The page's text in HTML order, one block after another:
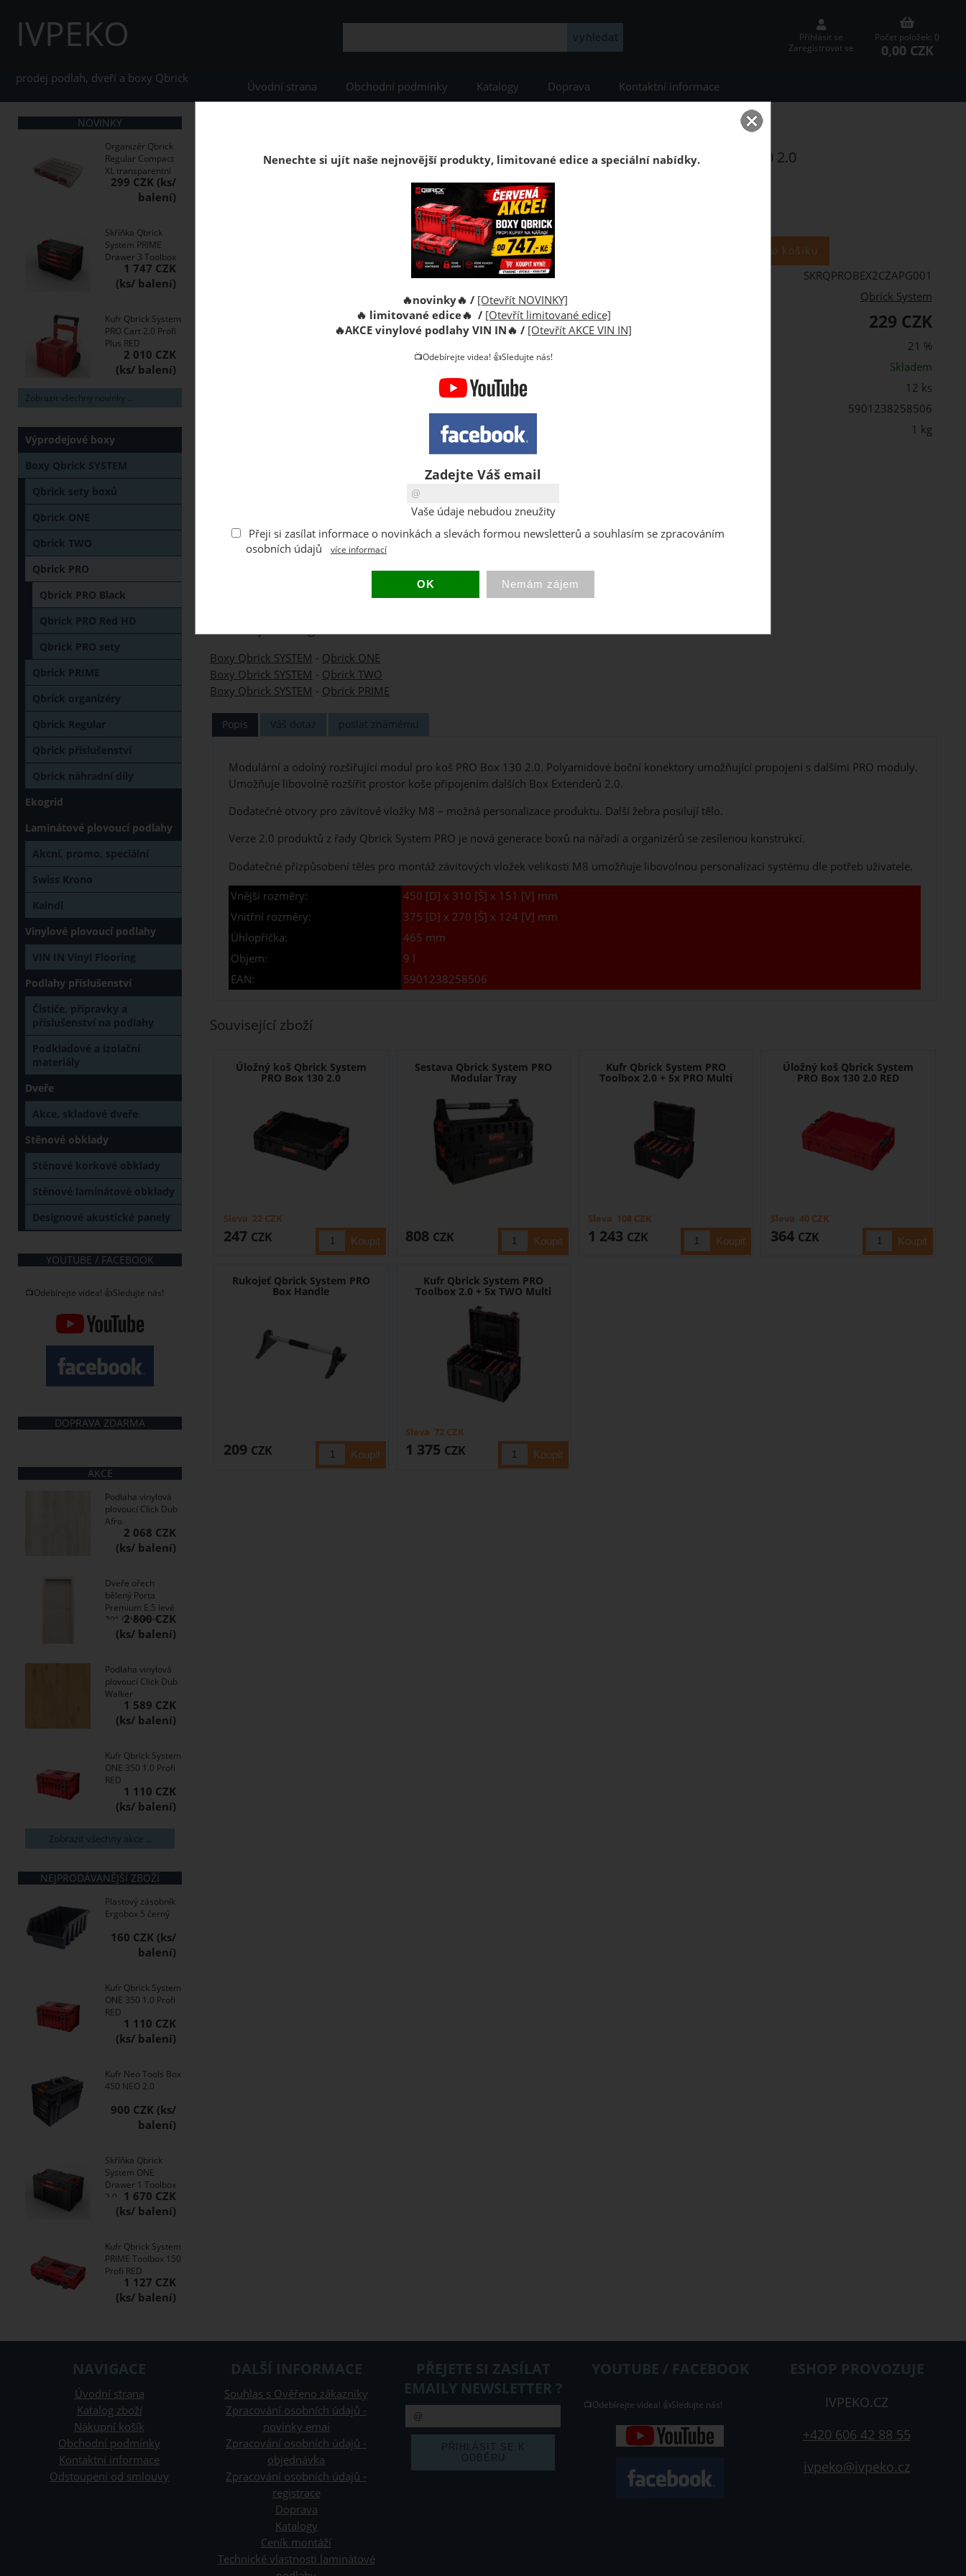
Přihlásit se
Zaregistrovat se
Počet položek: 0
0,00 CZK
IVPEKO
prodej podlah, dveří a boxy Qbrick
Úvodní strana Obchodní podmínky Katalogy Doprava Kontaktní informace
Modulární rozšiřující přepravní box Qbrick System PRO Box 130 2.0
Modulární rozšiřující přepravní box Qbrick System PRO Box 130 2.0
SKRQPROBEX2CZAPG001
Qbrick System
Cena s DPH:
229 CZK
21 %
Skladem
12 ks
5901238258506
1 kg
Boxy Qbrick SYSTEM - Qbrick ONE
Boxy Qbrick SYSTEM - Qbrick TWO
Boxy Qbrick SYSTEM - Qbrick PRIME
Popis Váš dotaz poslat známému
Modulární a odolný rozšiřující modul pro koš PRO Box 130 2.0. Polyamidové boční konektory umožňující propojení s dalšími PRO moduly.
Umožňuje libovolně rozšířit prostor koše připojením dalších Box Extenderů 2.0.
Dodatečné otvory pro závitové vložky M8 – možná personalizace produktu. Další žebra posilují tělo.
Verze 2.0 produktů z řady Qbrick System PRO je nová generace boxů na nářadí a organizérů se zesílenou konstrukcí.
Dodatečné přizpůsobení těles pro montáž závitových vložek velikosti M8 umožňuje libovolnou personalizaci systému dle potřeb uživatele.
Vnější rozměry:
450 [D] x 310 [Š] x 151 [V] mm
Vnitřní rozměry:
375 [D] x 270 [Š] x 124 [V] mm
Úhlopříčka:
465 mm
Objem:
9 l
EAN:
5901238258506
Související zboží
Úložný koš Qbrick System
PRO Box 130 2.0
247 CZK
Sleva 22 CZK
Sestava Qbrick System PRO
Modular Tray
808 CZK
Kufr Qbrick System PRO
Toolbox 2.0 + 5x PRO Multi
1 243 CZK
Sleva 108 CZK
Úložný koš Qbrick System
PRO Box 130 2.0 RED
364 CZK
Sleva 40 CZK
Rukojeť Qbrick System PRO
Box Handle
209 CZK
Kufr Qbrick System PRO
Toolbox 2.0 + 5x TWO Multi
1 375 CZK
Sleva 72 CZK
NOVINKY
Organizér Qbrick
Regular Compact
XL transparentní
299 CZK
Skříňka Qbrick
System PRIME
Drawer 3 Toolbox
1 747 CZK
Kufr Qbrick System
PRO Cart 2.0 Profi
Plus RED
2 010 CZK
Zobrazit všechny novinky ...
Výprodejové boxy
Boxy Qbrick SYSTEM
Qbrick sety boxů
Qbrick ONE
Qbrick TWO
Qbrick PRO
Qbrick PRO Black
Qbrick PRO Red HD
Qbrick PRO sety
Qbrick PRIME
Qbrick organizéry
Qbrick Regular
Qbrick příslušenství
Qbrick náhradní díly
Ekogrid
Laminátové plovoucí podlahy
Akcní, promo, speciální
Swiss Krono
Kaindl
Vinylové plovoucí podlahy
VIN IN Vinyl Flooring
Podlahy příslušenství
Čističe, přípravky a
příslušenství na podlahy
Podkladové a izolační
materiály
Dveře
Akce, skladové dveře
Stěnové obklady
Stěnové korkové obklady
Stěnové laminátové obklady
Designové akustické panely
YOUTUBE / FACEBOOK
📺Odebírejte videa! 👍Sledujte nás!
DOPRAVA ZDARMA
AKCE
Podlaha vinylová
plovoucí Click Dub
Afro
2 068 CZK
Dveře ořech
bělený Porta
Premium E.5 levé
70" / skladem
2 800 CZK
Podlaha vinylová
plovoucí Click Dub
Walker
1 589 CZK
Kufr Qbrick System
ONE 350 1.0 Profi
RED
1 110 CZK
Zobrazit všechny akce ...
NEJPRODÁVANĚJŠÍ ZBOŽÍ
Plastový zásobník
Ergobox 5 černý
160 CZK
Kufr Qbrick System
ONE 350 1.0 Profi
RED
1 110 CZK
Kufr Neo Tools Box
450 NEO 2.0
900 CZK
Skříňka Qbrick
System ONE
Drawer 1 Toolbox
2.0
1 670 CZK
Kufr Qbrick System
PRIME Toolbox 150
Profi RED
1 127 CZK
NAVIGACE
Úvodní strana
Katalog zboží
Nákupní košík
Obchodní podmínky
Kontaktní informace
Odstoupení od smlouvy
DALŠÍ INFORMACE
Souhlas s Ověřeno zákazníky
Zpracování osobních údajů -
novinky emai
Zpracování osobních údajů -
objednávka
Zpracování osobních údajů -
registrace
Doprava
Katalogy
Ceník montáží
Technické vlastnosti laminátové
PŘEJETE SI ZASÍLAT
EMAILY NEWSLETTER ?
YOUTUBE / FACEBOOK
📺Odebírejte videa! 👍Sledujte nás!
ESHOP PROVOZUJE
IVPEKO.CZ
+420 606 42 88 55
ivpeko@ivpeko.cz
Nenechte si ujít naše nejnovější produkty, limitované edice a speciální nabídky.
🔥novinky🔥 / [Otevřít NOVINKY]
🔥 limitované edice🔥 / [Otevřít limitované edice]
🔥AKCE vinylové podlahy VIN IN🔥 / [Otevřít AKCE VIN IN]
📺Odebírejte videa! 👍Sledujte nás!
Zadejte Váš email
Vaše údaje nebudou zneužity
Přeji si zasílat informace o novinkách a slevách formou newsletterů a souhlasím se zpracováním
osobních údajů
více informací